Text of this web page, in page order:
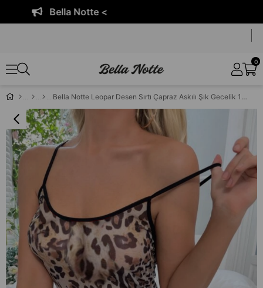
Bella Notte <
0
Bella Notte Leopar Desen Sırtı Çapraz Askılı Şık Gecelik 15528